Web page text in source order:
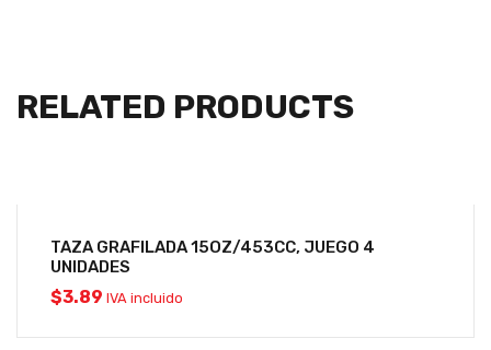
RELATED PRODUCTS
TAZA GRAFILADA 15OZ/453CC, JUEGO 4
UNIDADES
$3.89 IVA incluido